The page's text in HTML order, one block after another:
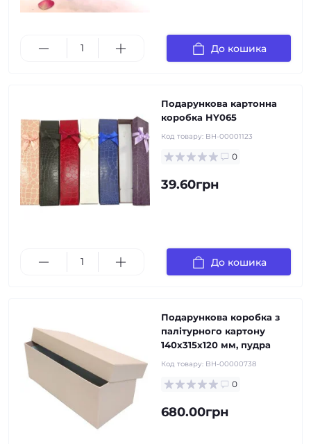
До кошика
Подарункова картонна
коробка HY065
Код товару: BH-00001123
0
39.60грн
До кошика
Подарункова коробка з
палітурного картону
140х315х120 мм, пудра
Код товару: BH-00000738
0
680.00грн